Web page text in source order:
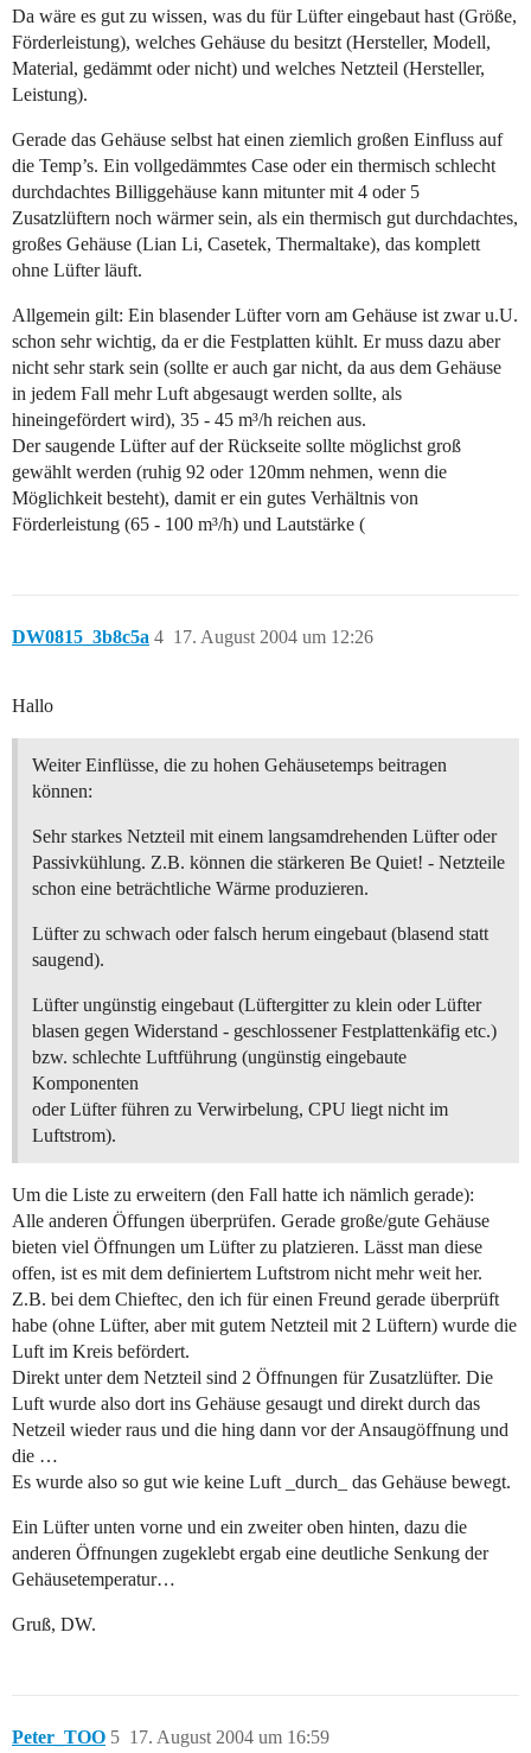
Da wäre es gut zu wissen, was du für Lüfter eingebaut hast (Größe,
Förderleistung), welches Gehäuse du besitzt (Hersteller, Modell,
Material, gedämmt oder nicht) und welches Netzteil (Hersteller,
Leistung).
Gerade das Gehäuse selbst hat einen ziemlich großen Einfluss auf
die Temp’s. Ein vollgedämmtes Case oder ein thermisch schlecht
durchdachtes Billiggehäuse kann mitunter mit 4 oder 5
Zusatzlüftern noch wärmer sein, als ein thermisch gut durchdachtes,
großes Gehäuse (Lian Li, Casetek, Thermaltake), das komplett
ohne Lüfter läuft.
Allgemein gilt: Ein blasender Lüfter vorn am Gehäuse ist zwar u.U.
schon sehr wichtig, da er die Festplatten kühlt. Er muss dazu aber
nicht sehr stark sein (sollte er auch gar nicht, da aus dem Gehäuse
in jedem Fall mehr Luft abgesaugt werden sollte, als
hineingefördert wird), 35 - 45 m³/h reichen aus.
Der saugende Lüfter auf der Rückseite sollte möglichst groß
gewählt werden (ruhig 92 oder 120mm nehmen, wenn die
Möglichkeit besteht), damit er ein gutes Verhältnis von
Förderleistung (65 - 100 m³/h) und Lautstärke (
DW0815_3b8c5a 17. August 2004 um 12:26
4
Hallo
Weiter Einflüsse, die zu hohen Gehäusetemps beitragen
können:
Sehr starkes Netzteil mit einem langsamdrehenden Lüfter oder
Passivkühlung. Z.B. können die stärkeren Be Quiet! - Netzteile
schon eine beträchtliche Wärme produzieren.
Lüfter zu schwach oder falsch herum eingebaut (blasend statt
saugend).
Lüfter ungünstig eingebaut (Lüftergitter zu klein oder Lüfter
blasen gegen Widerstand - geschlossener Festplattenkäfig etc.)
bzw. schlechte Luftführung (ungünstig eingebaute
Komponenten
oder Lüfter führen zu Verwirbelung, CPU liegt nicht im
Luftstrom).
Um die Liste zu erweitern (den Fall hatte ich nämlich gerade):
Alle anderen Öffungen überprüfen. Gerade große/gute Gehäuse
bieten viel Öffnungen um Lüfter zu platzieren. Lässt man diese
offen, ist es mit dem definiertem Luftstrom nicht mehr weit her.
Z.B. bei dem Chieftec, den ich für einen Freund gerade überprüft
habe (ohne Lüfter, aber mit gutem Netzteil mit 2 Lüftern) wurde die
Luft im Kreis befördert.
Direkt unter dem Netzteil sind 2 Öffnungen für Zusatzlüfter. Die
Luft wurde also dort ins Gehäuse gesaugt und direkt durch das
Netzeil wieder raus und die hing dann vor der Ansaugöffnung und
die …
Es wurde also so gut wie keine Luft _durch_ das Gehäuse bewegt.
Ein Lüfter unten vorne und ein zweiter oben hinten, dazu die
anderen Öffnungen zugeklebt ergab eine deutliche Senkung der
Gehäusetemperatur…
Gruß, DW.
Peter_TOO 17. August 2004 um 16:59
5